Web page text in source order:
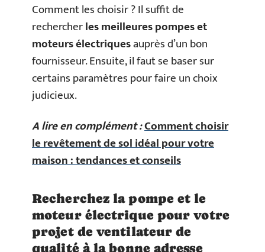
Comment les choisir ? Il suffit de
rechercherles meilleures pompes et
moteurs électriquesauprès d’un bon
fournisseur. Ensuite, il faut se baser sur
certains paramètres pour faire un choix
judicieux.
A lire en complément :Comment choisir
le revêtement de sol idéal pour votre
maison : tendances et conseils
Recherchez la pompe et le
moteur électrique pour votre
projet de ventilateur de
qualité à la bonne adresse